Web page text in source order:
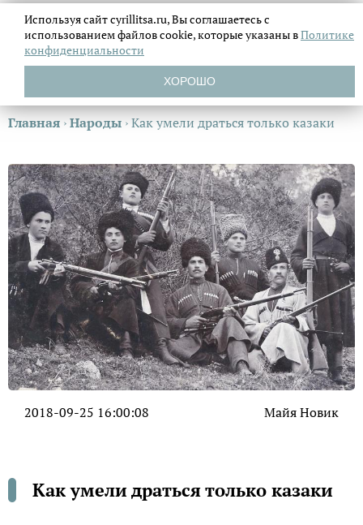
Главная ›Народы ›Как умели драться только казаки
2018-09-25 16:00:08 Майя Новик
Как умели драться только казаки
Используя сайт cyrillitsa.ru, Вы соглашаетесь с
использованием файловcookie, которые указаны вПолитике
конфиденциальности
ХОРОШО